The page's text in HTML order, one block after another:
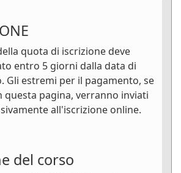
quota di iscrizione deve
entro 5 giorni dalla data di
Gli estremi per il pagamento, se
questa pagina, verranno inviati
all'iscrizione online.
del corso